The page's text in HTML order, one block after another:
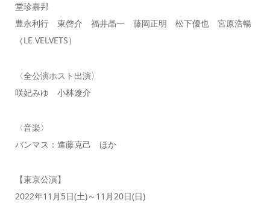
堂珍嘉邦
豊永利行 東啓介 福井晶一 藤岡正明 松下優也 宮原浩暢
（LE VELVETS）
〈全公演ホスト出演〉
咲妃みゆ 小林遼介
〈音楽〉
バンマス：進藤克己 ほか
【東京公演】
2022年11月5日(土)～11月20日(日)